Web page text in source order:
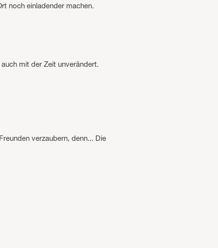
noch einladender machen.
mit der Zeit unverändert.
verzaubern, denn... Die